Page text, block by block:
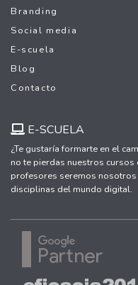
Branding
Social media
E-scuela
Blog
Contacto
E-SCUELA
¿Te gustaría formarte en el
no te pierdas nuestros cursos
profesores seremos
disciplinas del mundo digital.